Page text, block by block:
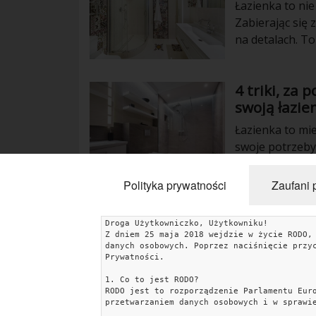
Łazienka to
Zabierając się
na detalach.
wizualne, jak i
akcesoriów do
przedłużając
zapomnieć:
4 triki, za
swoją
Łazienka to
swoje
rytuał SPA,
mniejsza
przestrzeni,
zagracona.
też
KATEGORIE
Salon Zrób to sam Ogród Dekoracje
Polityka prywatności Zaufani
Droga Użytkowniczko, Użytkowniku!
Z dniem 25 maja 2018 wejdzie w życie
danych osobowych. Poprzez naciśnięcie
Prywatności.
1. Co to jest RODO?
RODO jest to rozporządzenie Parlamentu
przetwarzaniem danych osobowych i w